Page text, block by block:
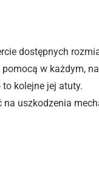
dostępnych
w każdym,
kolejne jej atuty.
uszkodzenia